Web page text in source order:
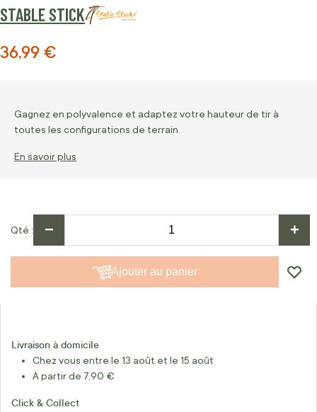
STABLE STICK
36,99 €
Gagnez en polyvalence et adaptez votre hauteur de tir à
toutes les configurations de terrain
En savoir plus
Qté − +
Ajouter au panier
Livraison à domicile
Chez vous entre le 13 août et le 15 août
À partir de 7,90 €
Click & Collect